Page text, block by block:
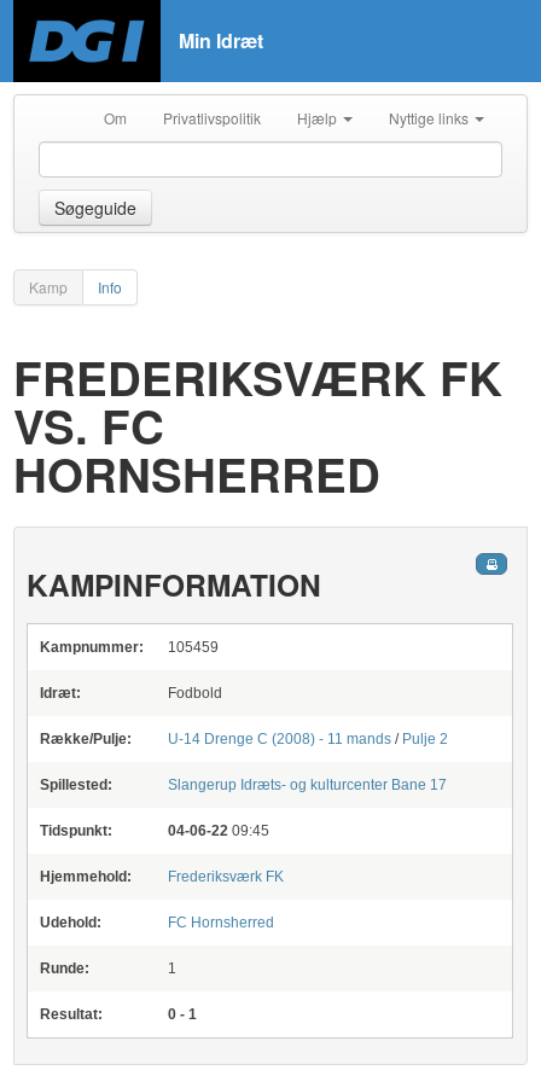
Min Idræt
Om Privatlivspolitik Hjælp Nyttige links
Søgeguide
Kamp Info
FREDERIKSVÆRK FK
VS. FC
HORNSHERRED
KAMPINFORMATION
Kampnummer: 105459
Idræt: Fodbold
Række/Pulje: U-14 Drenge C (2008) - 11 mands/ Pulje 2
Spillested: Slangerup Idræts- og kulturcenter Bane 17
Tidspunkt: 04-06-2209:45
Hjemmehold: Frederiksværk FK
Udehold: FC Hornsherred
Runde: 1
Resultat: 0 - 1